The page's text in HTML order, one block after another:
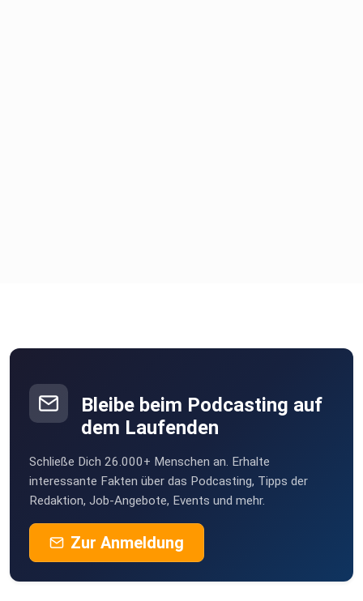
Bleibe beim Podcasting auf
dem Laufenden
Schließe Dich 26.000+ Menschen an. Erhalte
interessante Fakten über das Podcasting, Tipps der
Redaktion, Job-Angebote, Events und mehr.
Zur Anmeldung